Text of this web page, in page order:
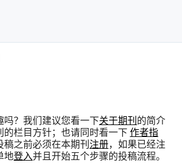
吗？我们建议您看一下关于期刊的简介
的栏目方针；也请同时看一下作者指
稿之前必须在本期刊注册，如果已经注
地登入并且开始五个步骤的投稿流程。